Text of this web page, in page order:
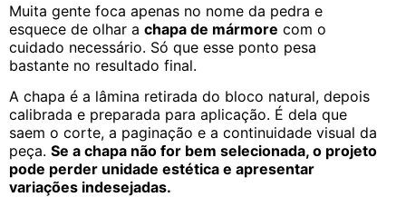
Muita gente foca apenas no nome da pedra e
esquece de olhar a chapa de mármore com o
cuidado necessário. Só que esse ponto pesa
bastante no resultado final.
A chapa é a lâmina retirada do bloco natural, depois
calibrada e preparada para aplicação. É dela que
saem o corte, a paginação e a continuidade visual da
peça. Se a chapa não for bem selecionada, o projeto
pode perder unidade estética e apresentar
variações indesejadas.